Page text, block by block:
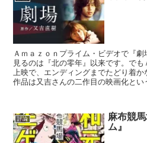
Ａｍａｚｏｎプライム・ビデオで『
見るのは『北の零年』以来です。で
上映で、エンディングまでたどり着
作品は又吉さんの二作目の映画化とい
評論
麻布競
ム』